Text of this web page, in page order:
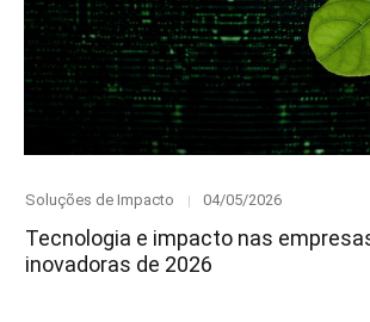
Category
Soluções de Impacto
Posted
04/05/2026
Tecnologia e impacto nas
inovadoras de 2026